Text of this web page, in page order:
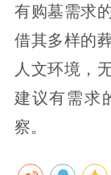
有购墓需求
借其多样的
人文环境，
建议有需求
察。